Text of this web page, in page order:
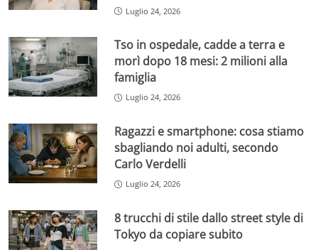
Luglio 24, 2026
Tso in ospedale, cadde a terra e
morì dopo 18 mesi: 2 milioni alla
famiglia
Luglio 24, 2026
Ragazzi e smartphone: cosa stiamo
sbagliando noi adulti, secondo
Carlo Verdelli
Luglio 24, 2026
8 trucchi di stile dallo street style di
Tokyo da copiare subito